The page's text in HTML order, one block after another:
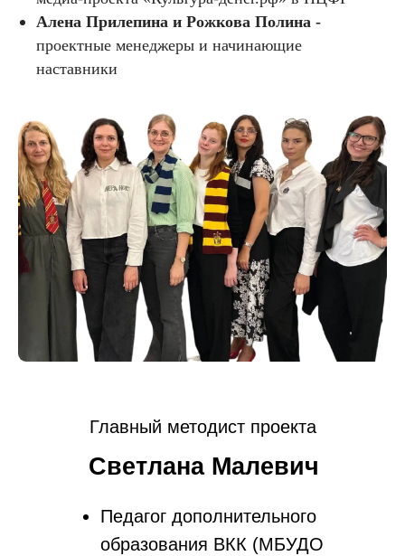
Алена Прилепина и Рожкова Полина -
проектные менеджеры и начинающие
наставники
Главный методист проекта
Педагог дополнительного
образования ВКК (МБУДО
Светлана Малевич